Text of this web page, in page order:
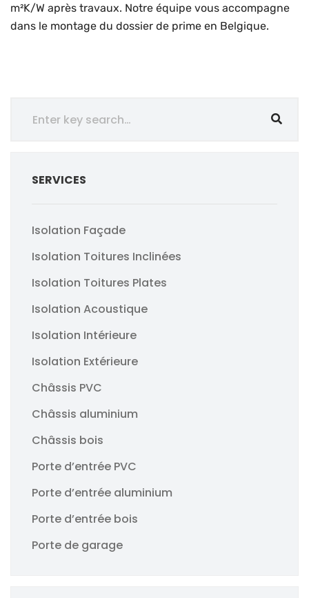
m²K/W après travaux. Notre équipe vous accompagne
dans le montage du dossier de prime en Belgique.
SERVICES
Isolation Façade
Isolation Toitures Inclinées
Isolation Toitures Plates
Isolation Acoustique
Isolation Intérieure
Isolation Extérieure
Châssis PVC
Châssis aluminium
Châssis bois
Porte d’entrée PVC
Porte d’entrée aluminium
Porte d’entrée bois
Porte de garage